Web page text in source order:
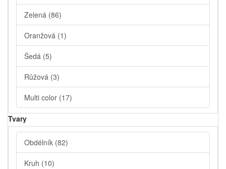
Zelená (86)
Oranžová (1)
Šedá (5)
Růžová (3)
Multi color (17)
Tvary
Obdélník (82)
Kruh (10)